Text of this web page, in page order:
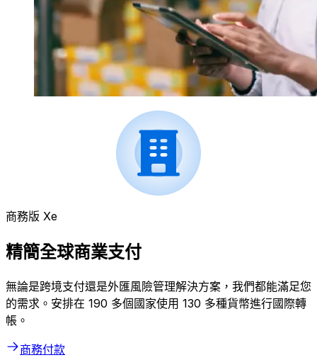
商務版 Xe
精簡全球商業支付
無論是跨境支付還是外匯風險管理解決方案，我們都能滿足您
的需求。安排在 190 多個國家使用 130 多種貨幣進行國際轉
帳。
商務付款